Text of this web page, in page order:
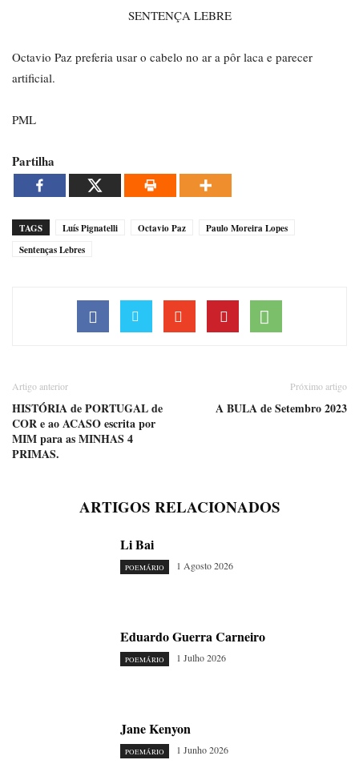
SENTENÇA LEBRE
Octavio Paz preferia usar o cabelo no ar a pôr laca e parecer
artificial.
PML
Partilha
TAGS Luís Pignatelli Octavio Paz
Paulo Moreira Lopes
Sentenças Lebres
Artigo anterior
HISTÓRIA de PORTUGAL de
COR e ao ACASO escrita por
MIM para as MINHAS 4
PRIMAS.
Próximo artigo
A BULA de Setembro 2023
ARTIGOS RELACIONADOS
Li Bai
POEMÁRIO 1 Agosto 2026
Eduardo Guerra Carneiro
POEMÁRIO 1 Julho 2026
Jane Kenyon
POEMÁRIO 1 Junho 2026